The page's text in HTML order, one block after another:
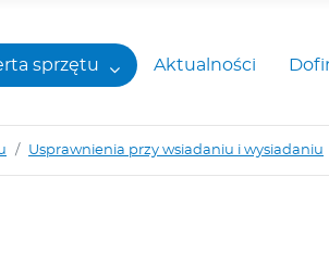
sprzętu Aktualności
Usprawnienia przy wsiadaniu i wysiadaniu